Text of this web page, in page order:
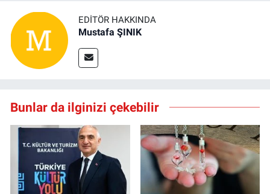
EDITÖR HAKKINDA
Mustafa ŞINIK
Bunlar da ilginizi çekebilir